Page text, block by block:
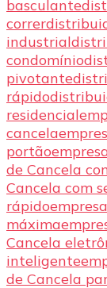
basculante
correr
industrial
condomínio
pivotante
rápido
residencial
cancela
portão
de Cancela
Cancela com
rápido
máxima
Cancela
inteligente
de Cancela